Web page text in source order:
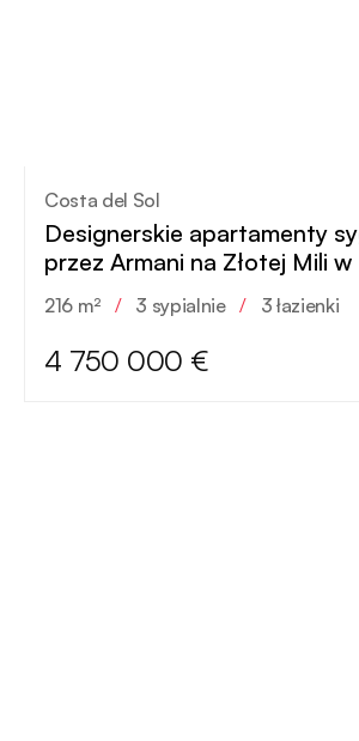
Costa del Sol
Designerskie apartamenty
przez Armani na Złotej Mili
216 m² / 3 sypialnie / 3 łazienki
4 750 000 €